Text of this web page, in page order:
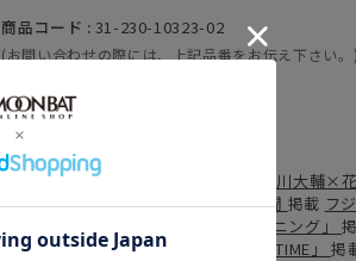
商品コード : 31-230-10323-02
(お問い合わせの際には、上記品番をお伝え下さい。)
素材 : ナイロン100％
原産国 :中国
カテゴリ :
メディア情報 : 声優と夜あそび 木【浪川大輔×
月号P.66 掲載京都新聞 掲載 フ
ビ朝日「グッド！モーニング」
ネル」掲載 TBS「THETIME」掲